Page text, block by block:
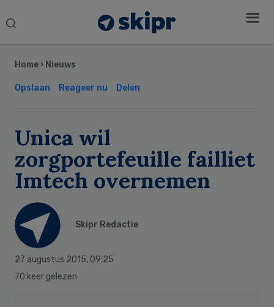
Search
Home › Nieuws
Opslaan Reageer nu Delen
Unica wil
zorgportefeuille failliet
Imtech overnemen
Skipr Redactie
27 augustus 2015, 09:25
70 keer gelezen
Sidebar